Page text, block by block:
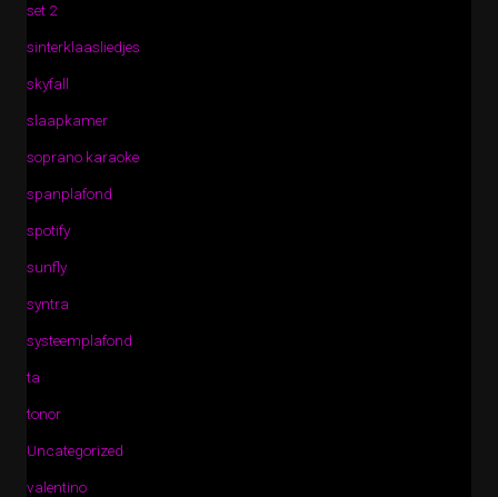
set 2
sinterklaasliedjes
skyfall
slaapkamer
soprano karaoke
spanplafond
spotify
sunfly
syntra
systeemplafond
ta
tonor
Uncategorized
valentino